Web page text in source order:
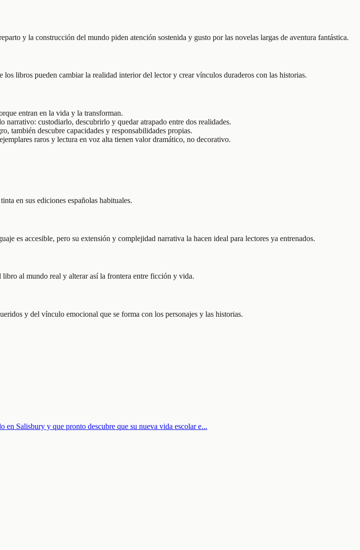
y la construcción del mundo piden atención sostenida y gusto por las novelas largas de aventura fantástica.
libros pueden cambiar la realidad interior del lector y crear vínculos duraderos con las historias.
entran en la vida y la transforman.
custodiarlo, descubrirlo y quedar atrapado entre dos realidades.
también descubre capacidades y responsabilidades propias.
raros y lectura en voz alta tienen valor dramático, no decorativo.
en sus ediciones españolas habituales.
es accesible, pero su extensión y complejidad narrativa la hacen ideal para lectores ya entrenados.
libro al mundo real y alterar así la frontera entre ficción y vida.
y del vínculo emocional que se forma con los personajes y las historias.
Salisbury y que pronto descubre que su nueva vida escolar e...